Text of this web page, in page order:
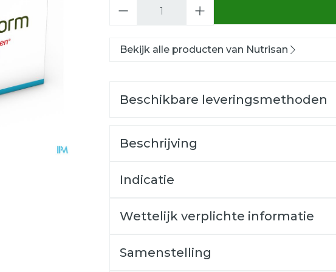
Bekijk alle producten van Nutrisan
Beschikbare leveringsmethoden
Beschrijving
Indicatie
Wettelijk verplichte informatie
Samenstelling